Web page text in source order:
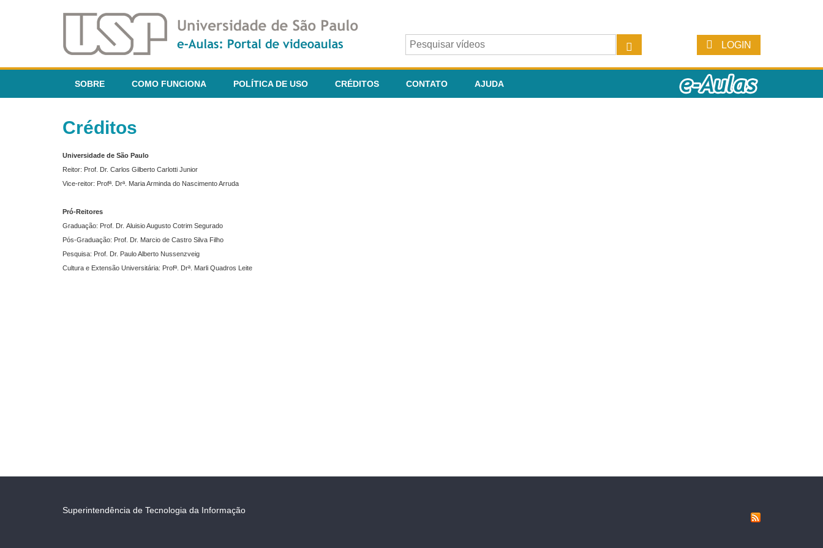
LOGIN
SOBRE COMO FUNCIONA POLÍTICA DE USO CRÉDITOS CONTATO AJUDA
Créditos
Universidade de São Paulo
Reitor: Prof. Dr. Carlos Gilberto Carlotti Junior
Vice-reitor: Profª. Drª. Maria Arminda do Nascimento Arruda
Pró-Reitores
Graduação: Prof. Dr. Aluisio Augusto Cotrim Segurado
Pós-Graduação: Prof. Dr. Marcio de Castro Silva Filho
Pesquisa: Prof. Dr. Paulo Alberto Nussenzveig
Cultura e Extensão Universitária: Profª. Drª. Marli Quadros Leite
Superintendência de Tecnologia da Informação